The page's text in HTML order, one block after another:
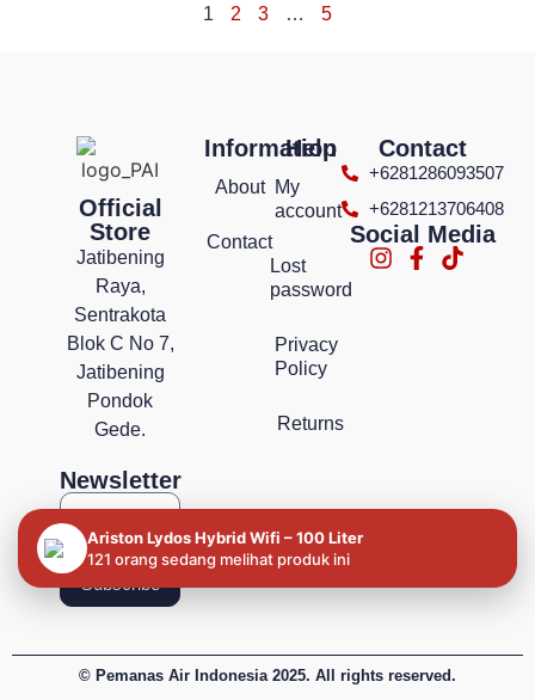
1 2 3 … 5
Official
Store
Jatibening
Raya,
Sentrakota
Blok C No 7,
Jatibening
Pondok
Gede.
Newsletter
Subscribe
Information
About
Contact
Help
My
account
Lost
password
Privacy
Policy
Returns
Contact
+6281286093507
+6281213706408
Social Media
© Pemanas Air Indonesia 2025. All rights reserved.
Ariston Lydos Hybrid Wifi – 100 Liter
121 orang sedang melihat produk ini